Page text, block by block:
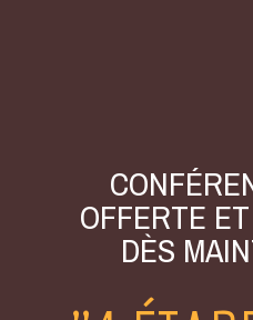
OFFERTE
DÈS